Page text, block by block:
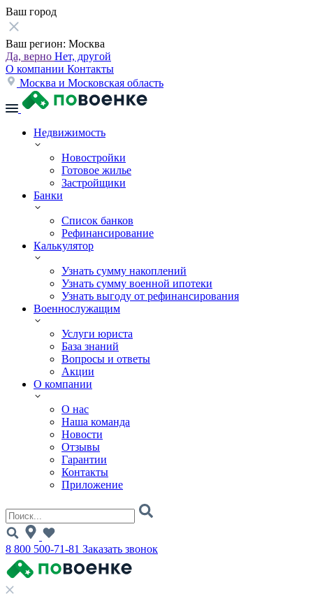
Ваш город
Ваш регион: Москва
Да, верно Нет, другой
О компании Контакты
Москва и Московская область
Недвижимость
Новостройки
Готовое жилье
Застройщики
Банки
Список банков
Рефинансирование
Калькулятор
Узнать сумму накоплений
Узнать сумму военной ипотеки
Узнать выгоду от рефинансирования
Военнослужащим
Услуги юриста
База знаний
Вопросы и ответы
Акции
О компании
О нас
Наша команда
Новости
Отзывы
Гарантии
Контакты
Приложение
8 800 500-71-81 Заказать звонок